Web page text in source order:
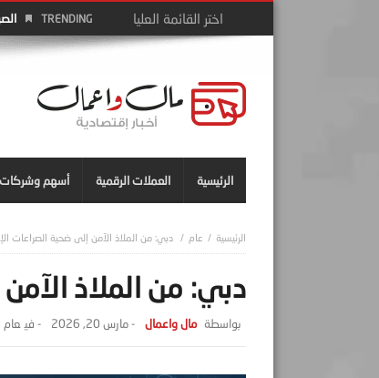
TRENDING
الرئيسية العملات الرقمية أسهم وشركات
عام دبي: من الملاذ الآمن إلى ضحية الصراعات
دبي: من الملاذ
مال واعمال - مارس 20, 2026 - ‎في عام